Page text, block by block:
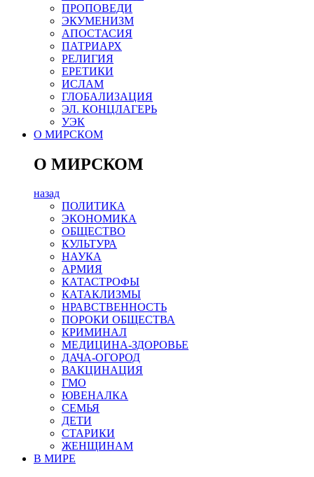
ПРОПОВЕДИ
ЭКУМЕНИЗМ
АПОСТАСИЯ
ПАТРИАРХ
РЕЛИГИЯ
ЕРЕТИКИ
ИСЛАМ
ГЛОБАЛИЗАЦИЯ
ЭЛ. КОНЦЛАГЕРЬ
УЭК
О МИРСКОМ
О МИРСКОМ
назад
ПОЛИТИКА
ЭКОНОМИКА
ОБЩЕСТВО
КУЛЬТУРА
НАУКА
АРМИЯ
КАТАСТРОФЫ
КАТАКЛИЗМЫ
НРАВСТВЕННОСТЬ
ПОРОКИ ОБЩЕСТВА
КРИМИНАЛ
МЕДИЦИНА-ЗДОРОВЬЕ
ДАЧА-ОГОРОД
ВАКЦИНАЦИЯ
ГМО
ЮВЕНАЛКА
СЕМЬЯ
ДЕТИ
СТАРИКИ
ЖЕНЩИНАМ
В МИРЕ